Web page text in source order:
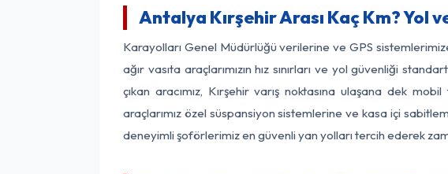
Antalya Kırşehir Arası Kaç Km? Yol
Karayolları Genel Müdürlüğü verilerine ve GPS
ağır vasıta araçlarımızın hız sınırları ve yol güvenliği
çıkan aracımız, Kırşehir varış noktasına ulaşana dek
araçlarımız özel süspansiyon sistemlerine ve kasa içi
deneyimli şoförlerimiz en güvenli yan yolları tercih ederek